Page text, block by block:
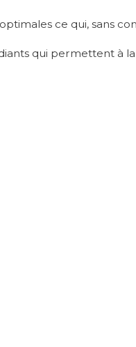
ce qui, sans
qui permettent à